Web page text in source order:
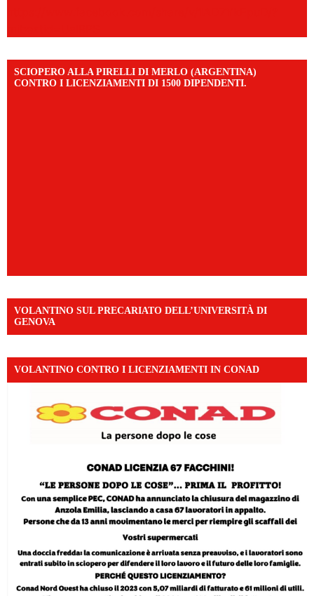
SCIOPERO ALLA PIRELLI DI MERLO (ARGENTINA)
CONTRO I LICENZIAMENTI DI 1500 DIPENDENTI.
VOLANTINO SUL PRECARIATO DELL’UNIVERSITÀ DI
GENOVA
VOLANTINO CONTRO I LICENZIAMENTI IN CONAD